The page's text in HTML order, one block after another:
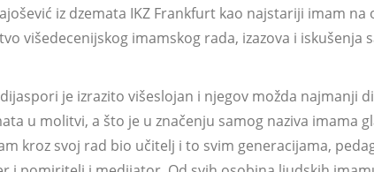
iz dzemata IKZ Frankfurt kao najstariji imam
višedecenijskog imamskog rada, izazova i iskušenja
je izrazito višeslojan i njegov možda najmanji
u molitvi, a što je u značenju samog naziva imama
kroz svoj rad bio učitelj i to svim generacijama,